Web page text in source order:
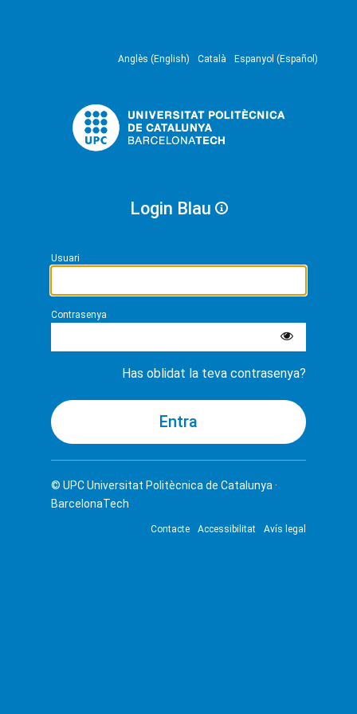
Anglès (English) Català Espanyol (Español)
Login Blau
Usuari
Contrasenya
Has oblidat la teva contrasenya?
© UPCUniversitat Politècnica de Catalunya ·
BarcelonaTech
Contacte Accessibilitat Avís legal